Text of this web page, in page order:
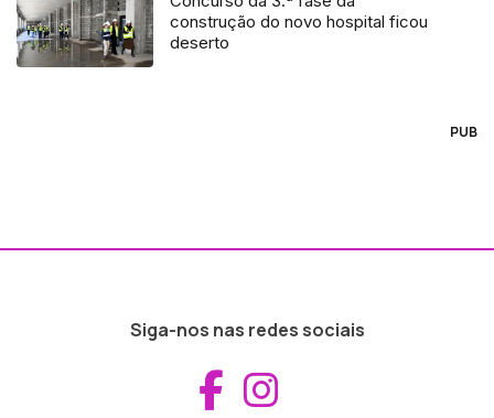
construção do novo hospital ficou
deserto
PUB
Siga-nos nas redes sociais
Aceder ao